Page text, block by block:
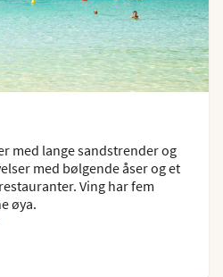
med lange sandstrender og
med bølgende åser og et
Ving har fem
øya.